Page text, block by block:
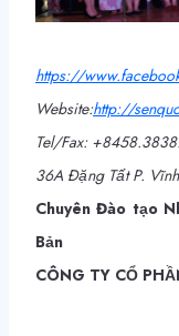
https://
Website:http://
Tel/Fax:
36A Đặng Tất P.
Chuyên Đào tạo
Bản
CÔNG TY CỔ